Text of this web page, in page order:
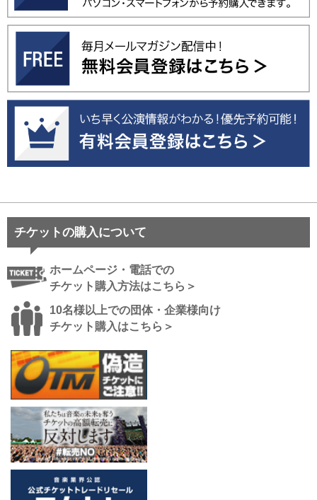
チケットの購入について
ホームページ・電話での
チケット購入方法はこちら＞
10名様以上での団体・企業様向け
チケット購入はこちら＞